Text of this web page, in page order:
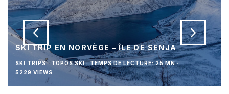
SKI TRIP EN NORVÈGE – ÎLE DE SENJA
SKI TRIPS TOPOS SKI · TEMPS DE LECTURE: 25 MN ·
5229 VIEWS